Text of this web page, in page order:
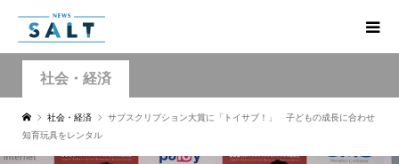
社会・経済
社会・経済
サブスクリプション大賞に「トイサブ！」 子どもの成長に合わせ
知育玩具をレンタル